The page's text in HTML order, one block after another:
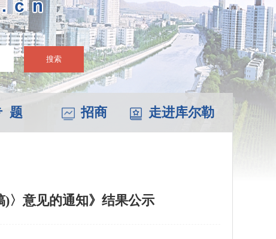
搜索
题 招商 走进库尔勒
〉意见的通知》结果公示